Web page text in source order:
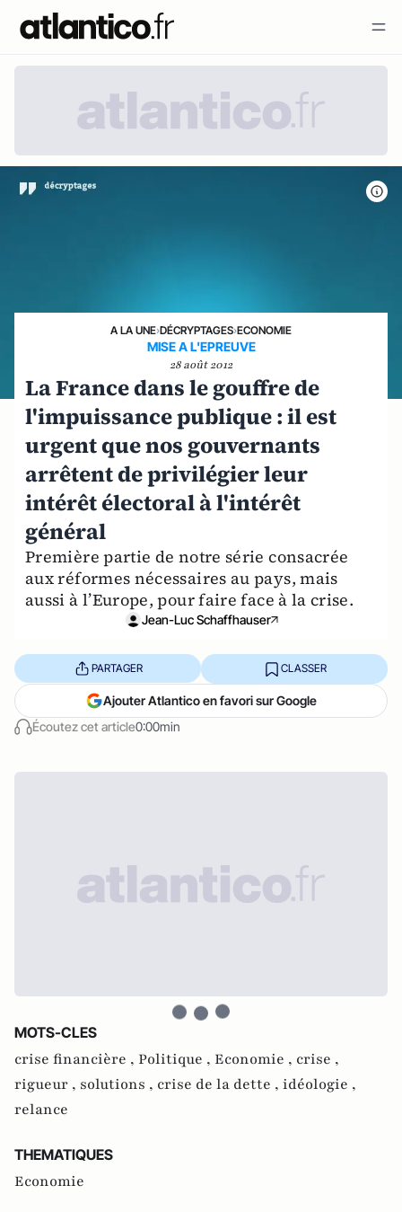
A LA UNE›DÉCRYPTAGES›ECONOMIE
MISE A L'EPREUVE
28 août 2012
La France dans le gouffre de
l'impuissance publique : il est
urgent que nos gouvernants
arrêtent de privilégier leur
intérêt électoral à l'intérêt
général
Première partie de notre série consacrée
aux réformes nécessaires au pays, mais
aussi à l’Europe, pour faire face à la crise.
Jean-Luc Schaffhauser
Écoutez cet article0:00min
PARTAGER CLASSER
Ajouter Atlantico en favori sur Google
MOTS-CLES
crise financière , Politique , Economie , crise ,
rigueur , solutions , crise de la dette , idéologie ,
relance
THEMATIQUES
Economie